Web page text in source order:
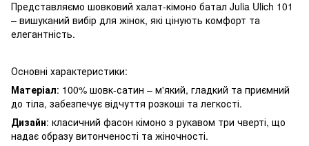
Представляємо шовковий халат-кімоно батал Julia Ulich 101
– вишуканий вибір для жінок, які цінують комфорт та
елегантність.
Основні характеристики:
Матеріал: 100% шовк-сатин – м'який, гладкий та приємний
до тіла, забезпечує відчуття розкоші та легкості.
Дизайн: класичний фасон кімоно з рукавом три чверті, що
надає образу витонченості та жіночності.